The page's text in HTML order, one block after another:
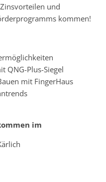
und
kommen!
QNG-Plus-Siegel
mit FingerHaus
im